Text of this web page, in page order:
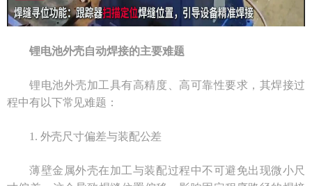
锂电池外壳自动焊接的主要难题
锂电池外壳加工具有高精度、高可靠性要求，其焊接过
程中有以下常见难题：
1. 外壳尺寸偏差与装配公差
薄壁金属外壳在加工与装配过程中不可避免出现微小尺